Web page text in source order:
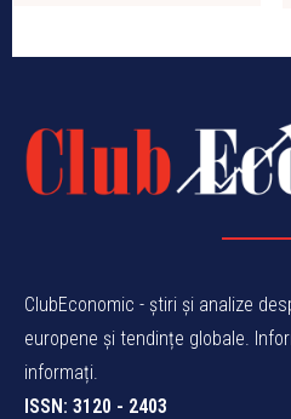
ClubEconomic - știri și analize
europene și tendințe globale.
informați.
ISSN: 3120 - 2403